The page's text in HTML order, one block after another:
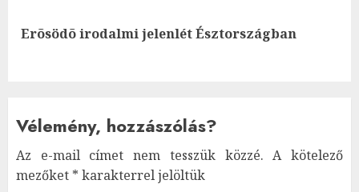
Next
Erõsödõ irodalmi jelenlét Észtországban
Vélemény, hozzászólás?
Az e-mail címet nem tesszük közzé. A kötelező
mezőket * karakterrel jelöltük